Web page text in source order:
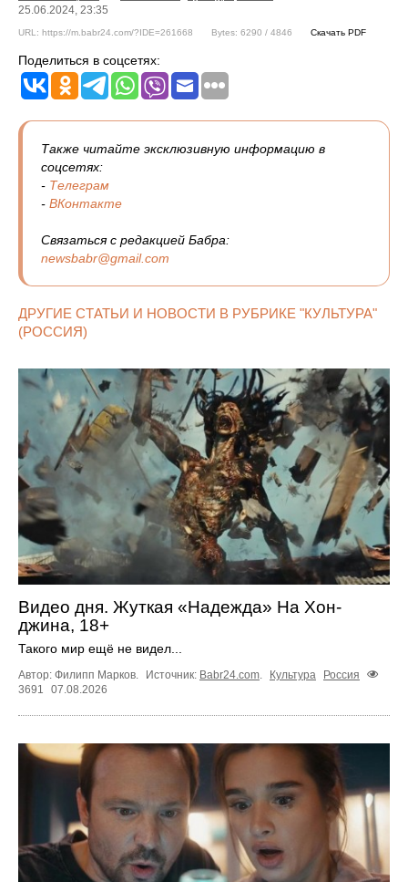
25.06.2024, 23:35
URL: https://m.babr24.com/?IDE=261668 Bytes: 6290 / 4846 Скачать PDF
Поделиться в соцсетях:
Также читайте эксклюзивную информацию в
соцсетях:
- Телеграм
- ВКонтакте
Связаться с редакцией Бабра:
newsbabr@gmail.com
ДРУГИЕ СТАТЬИ И НОВОСТИ В РУБРИКЕ "КУЛЬТУРА"
(РОССИЯ)
Видео дня. Жуткая «Надежда» На Хон-
джина, 18+
Такого мир ещё не видел...
Автор: Филипп Марков. Источник: Babr24.com. Культура
Россия
3691
07.08.2026